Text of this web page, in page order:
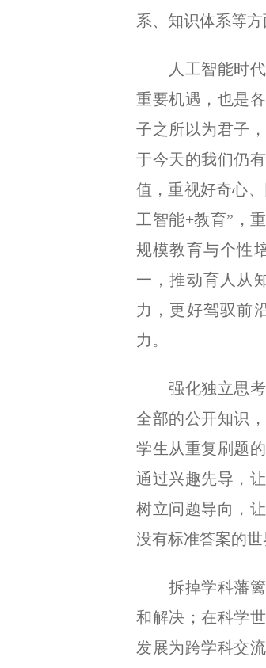
系、知识体系等方
人工智能时代
重要机遇，也是
子之所以为君子
于今天的我们仍
值，重视好奇心
工智能+教育”，
规模教育与个性
一，推动育人从
力，更好驾驭前
力。
强化独立思考
全部的公开知识
学生从重复刷题
通过兴趣先导，
树立问题导向，
没有标准答案的世
拆掉学科藩篱
和解决；在科学
发展为跨学科交